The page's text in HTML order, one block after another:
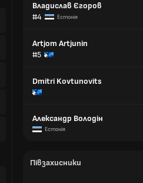
Владислав Єгоров
#4
Естонія
Artjom Artjunin
#5
Dmitri Kovtunovits
Александр Володін
Естонія
Півзахисники